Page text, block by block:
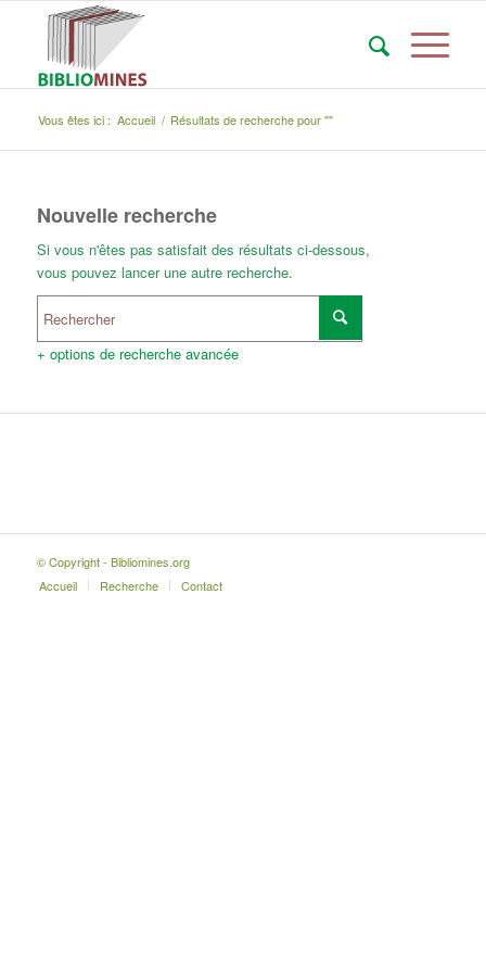
Vous êtes ici : Accueil / Résultats de recherche pour ""
Nouvelle recherche
Si vous n'êtes pas satisfait des résultats ci-dessous,
vous pouvez lancer une autre recherche.
+ options de recherche avancée
© Copyright - Bibliomines.org
Accueil
Recherche Contact